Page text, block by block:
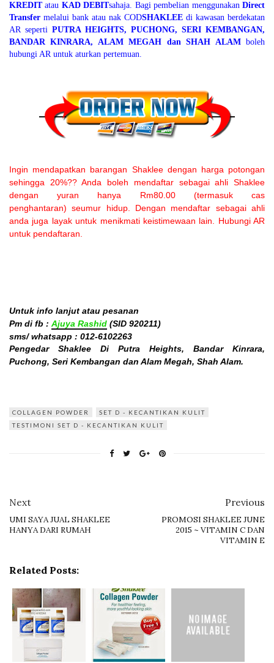
KREDITatau KAD DEBITsahaja. Bagi pembelian menggunakanDirect
Transfer melalui bank atau nak CODSHAKLEE di kawasan berdekatan
AR seperti PUTRA HEIGHTS, PUCHONG, SERI KEMBANGAN,
BANDAR KINRARA, ALAM MEGAH dan SHAH ALAM boleh
hubungi AR untuk aturkan pertemuan.
Ingin mendapatkan barangan Shaklee dengan harga potongan
sehingga 20%?? Anda boleh mendaftar sebagai ahli Shaklee
dengan yuran hanya Rm80.00 (termasuk cas
penghantaran) seumur hidup. Dengan mendaftar sebagai ahli
anda juga layak untuk menikmati keistimewaan lain. Hubungi AR
untuk pendaftaran.
Untuk info lanjut atau pesanan
Pm di fb : Ajuya Rashid (SID 920211)
sms/ whatsapp : 012-6102263
Pengedar Shaklee Di Putra Heights, Bandar Kinrara,
Puchong, Seri Kembangan dan Alam Megah, Shah Alam.
COLLAGEN POWDER
SET D - KECANTIKAN KULIT
TESTIMONI SET D - KECANTIKAN KULIT
Next
UMI SAYA JUAL SHAKLEE
HANYA DARI RUMAH
Previous
PROMOSI SHAKLEE JUNE
2015 ~ VITAMIN C DAN
VITAMIN E
Related Posts: